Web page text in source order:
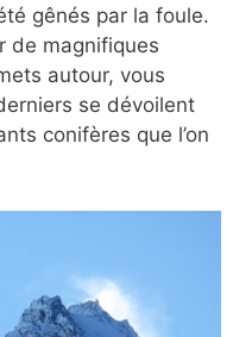
gênés par la foule.
de magnifiques
autour, vous
se dévoilent
conifères que l’on